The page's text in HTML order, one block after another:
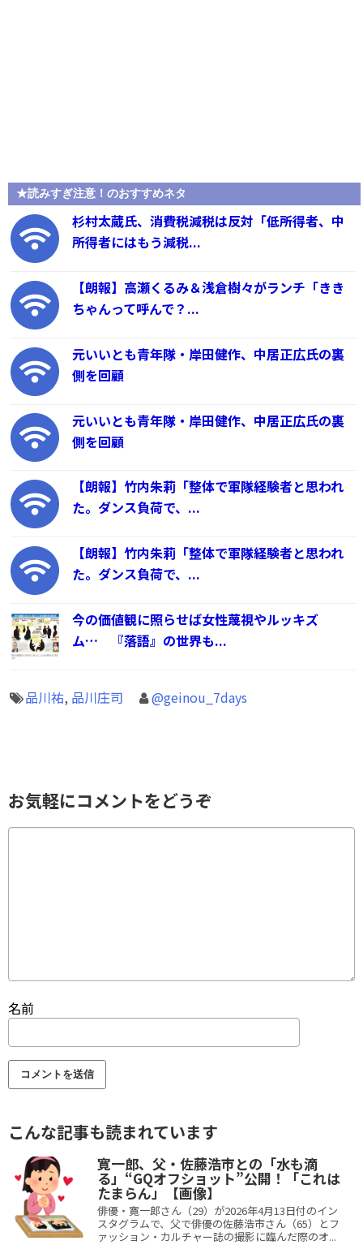
★読みすぎ注意！のおすすめネタ
杉村太蔵氏、消費税減税は反対「低所得者、中
所得者にはもう減税...
【朗報】高瀬くるみ＆浅倉樹々がランチ「きき
ちゃんって呼んで？...
元いいとも青年隊・岸田健作、中居正広氏の裏
側を回顧
元いいとも青年隊・岸田健作、中居正広氏の裏
側を回顧
【朗報】竹内朱莉「整体で軍隊経験者と思われ
た。ダンス負荷で、...
【朗報】竹内朱莉「整体で軍隊経験者と思われ
た。ダンス負荷で、...
今の価値観に照らせば女性蔑視やルッキズ
ム… 『落語』の世界も...
品川祐, 品川庄司 @geinou_7days
お気軽にコメントをどうぞ
名前
こんな記事も読まれています
寛一郎、父・佐藤浩市との「水も滴
る」“GQオフショット”公開！「これは
たまらん」【画像】
俳優・寛一郎さん（29）が2026年4月13日付のイン
スタグラムで、父で俳優の佐藤浩市さん（65）とフ
ァッション・カルチャー誌の撮影に臨んだ際のオ...